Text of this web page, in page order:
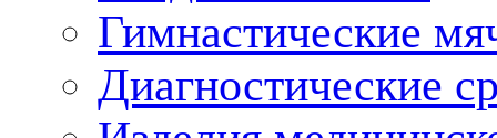
Гимнастические
Диагностические